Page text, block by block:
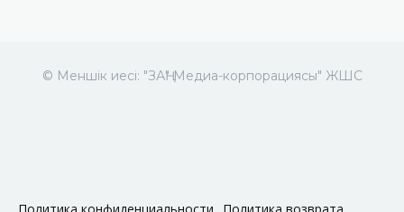
© Меншік иесі: "ЗАҢ" Медиа-корпорациясы" ЖШС